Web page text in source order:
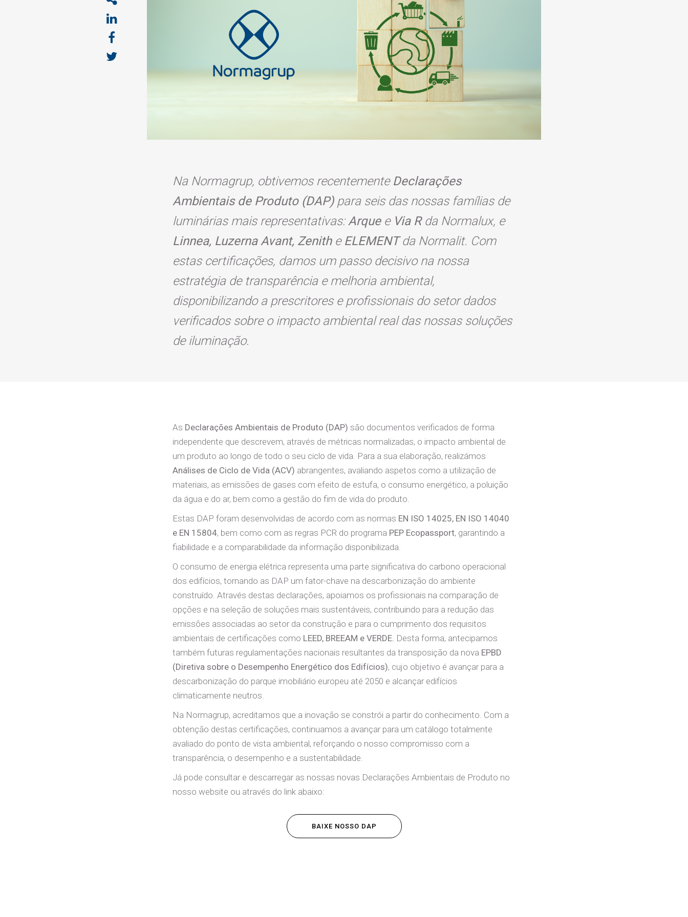
Na Normagrup, obtivemos recentemente Declarações
Ambientais de Produto (DAP)para seis das nossas famílias de
luminárias mais representativas:Arque e Via Rda Normalux, e
Linnea, Luzerna Avant, Zenith e ELEMENTda Normalit. Com
estas certificações, damos um passo decisivo na nossa
estratégia de transparência e melhoria ambiental,
disponibilizando a prescritores e profissionais do setor dados
verificados sobre o impacto ambiental real das nossas soluções
de iluminação.
As Declarações Ambientais de Produto (DAP) são documentos verificados de forma
independente que descrevem, através de métricas normalizadas, o impacto ambiental de
um produto ao longo de todo o seu ciclo de vida. Para a sua elaboração, realizámos
Análises de Ciclo de Vida (ACV) abrangentes, avaliando aspetos como a utilização de
materiais, as emissões de gases com efeito de estufa, o consumo energético, a poluição
da água e do ar, bem como a gestão do fim de vida do produto.
Estas DAP foram desenvolvidas de acordo com as normas EN ISO 14025, EN ISO 14040
e EN 15804, bem como com as regras PCR do programa PEP Ecopassport, garantindo a
fiabilidade e a comparabilidade da informação disponibilizada.
O consumo de energia elétrica representa uma parte significativa do carbono operacional
dos edifícios, tornando as DAP um fator-chave na descarbonização do ambiente
construído. Através destas declarações, apoiamos os profissionais na comparação de
opções e na seleção de soluções mais sustentáveis, contribuindo para a redução das
emissões associadas ao setor da construção e para o cumprimento dos requisitos
ambientais de certificações como LEED, BREEAM e VERDE. Desta forma, antecipamos
também futuras regulamentações nacionais resultantes da transposição da nova EPBD
(Diretiva sobre o Desempenho Energético dos Edifícios), cujo objetivo é avançar para a
descarbonização do parque imobiliário europeu até 2050 e alcançar edifícios
climaticamente neutros.
Na Normagrup, acreditamos que a inovação se constrói a partir do conhecimento. Com a
obtenção destas certificações, continuamos a avançar para um catálogo totalmente
avaliado do ponto de vista ambiental, reforçando o nosso compromisso com a
transparência, o desempenho e a sustentabilidade.
Já pode consultar e descarregar as nossas novas Declarações Ambientais de Produto no
nosso website ou através do link abaixo:
BAIXE NOSSO DAP